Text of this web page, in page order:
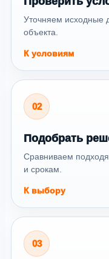
Уточняем исходные
объекта.
К условиям
02
Подобрать
Сравниваем
и срокам.
К выбору
03